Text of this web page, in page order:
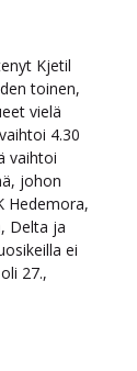
Kjetil
toinen,
vielä
4.30
vaihtoi
johon
Hedemora,
Delta ja
ei
27.,